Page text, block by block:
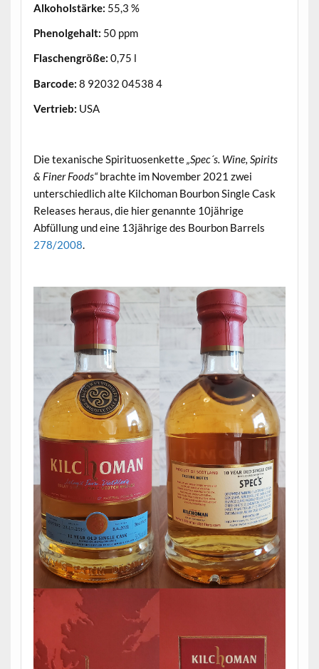
Alkoholstärke: 55,3 %
Phenolgehalt: 50 ppm
Flaschengröße: 0,75 l
Barcode: 8 92032 04538 4
Vertrieb: USA
Die texanische Spirituosenkette„Spec´s. Wine, Spirits
& Finer Foods“brachte im November 2021 zwei
unterschiedlich alte Kilchoman Bourbon Single Cask
Releases heraus, die hier genannte 10jährige
Abfüllung und eine 13jährige des Bourbon Barrels
278/2008.